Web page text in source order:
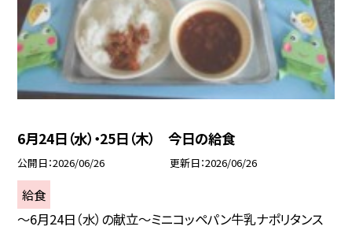
6月24日（水）・25日（木） 今日の給食
公開日 2026/06/26 更新日 2026/06/26
給食
～6月24日（水）の献立～ミニコッペパン牛乳ナポリタンス